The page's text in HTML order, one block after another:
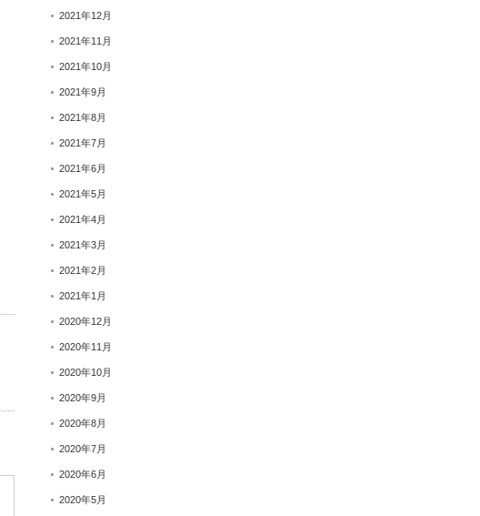
2021年12月
2021年11月
2021年10月
2021年9月
2021年8月
2021年7月
2021年6月
2021年5月
2021年4月
2021年3月
2021年2月
2021年1月
2020年12月
2020年11月
2020年10月
2020年9月
2020年8月
2020年7月
2020年6月
2020年5月